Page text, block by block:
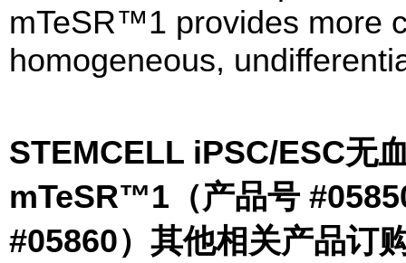
mTeSR™1 provides more
homogeneous,
STEMCELL iPSC/ESC无
mTeSR™1（产品号
#05860）其他相关产品订